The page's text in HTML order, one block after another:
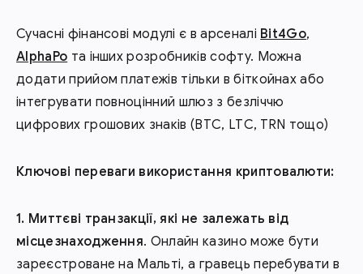
Сучасні фінансові модулі є в арсеналі Bit4Go,
AlphaPo та інших розробників софту. Можна
додати прийом платежів тільки в біткойнах або
інтегрувати повноцінний шлюз з безліччю
цифрових грошових знаків (BTC, LTC, TRN тощо)
Ключові переваги використання криптовалюти:
Миттєві транзакції, які не залежать від
місцезнаходження. Онлайн казино може бути
зареєстроване на Мальті, а гравець перебувати в